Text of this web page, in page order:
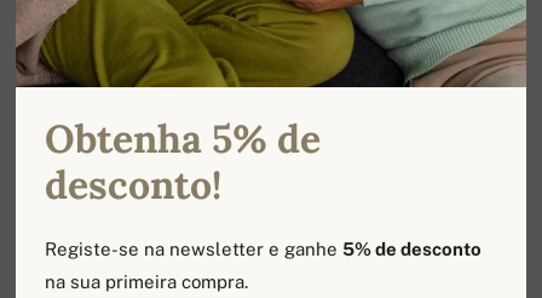
Obtenha 5% de
desconto!
Registe-se na newsletter e ganhe5% de desconto
na sua primeira compra.